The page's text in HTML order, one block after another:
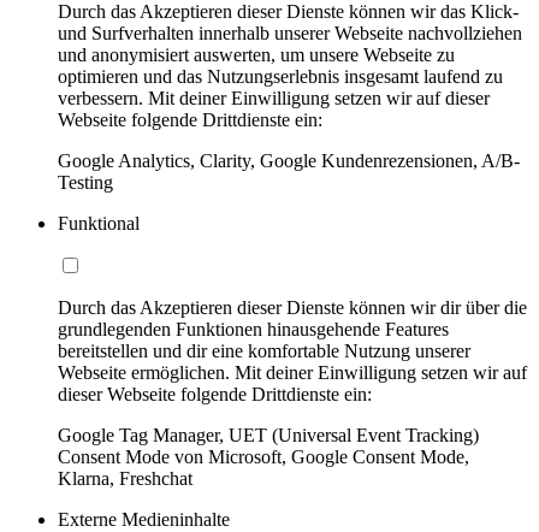
Durch das Akzeptieren dieser Dienste können wir das Klick-
und Surfverhalten innerhalb unserer Webseite nachvollziehen
und anonymisiert auswerten, um unsere Webseite zu
optimieren und das Nutzungserlebnis insgesamt laufend zu
verbessern. Mit deiner Einwilligung setzen wir auf dieser
Webseite folgende Drittdienste ein:
Google Analytics, Clarity, Google Kundenrezensionen, A/B-
Testing
Funktional
Durch das Akzeptieren dieser Dienste können wir dir über die
grundlegenden Funktionen hinausgehende Features
bereitstellen und dir eine komfortable Nutzung unserer
Webseite ermöglichen. Mit deiner Einwilligung setzen wir auf
dieser Webseite folgende Drittdienste ein:
Google Tag Manager, UET (Universal Event Tracking)
Consent Mode von Microsoft, Google Consent Mode,
Klarna, Freshchat
Externe Medieninhalte